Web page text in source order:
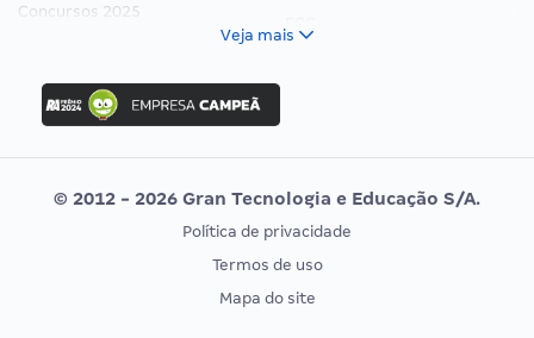
Concursos 2025
Concurso Ibama
Concurso MPU
Editais publicados
Vunesp
CONCURSOS POR PROFISSÃO
EXAME DE ORDEM
Veja mais
© 2012 - 2026 Gran Tecnologia e Educação S/A.
Política de privacidade
Termos de uso
Mapa do site